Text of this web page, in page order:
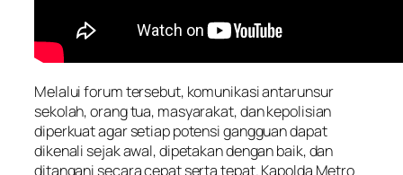
Melalui forum tersebut, komunikasi antarunsur
sekolah, orang tua, masyarakat, dan kepolisian
diperkuat agar setiap potensi gangguan dapat
dikenali sejak awal, dipetakan dengan baik, dan
ditangani secara cepat serta tepat. Kapolda Metro